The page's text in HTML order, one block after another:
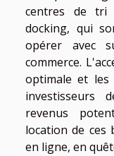
centres de tri
docking, qui
opérer avec
commerce.
optimale et les
investisseurs
revenus
location de ces
en ligne, en